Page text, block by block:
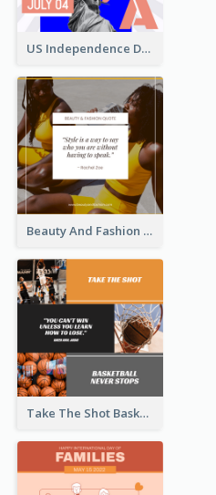
US Independence Day Instagram Post
Beauty And Fashion Inspirational Quote Instagram Post
Take The Shot Basketball Instagram Post